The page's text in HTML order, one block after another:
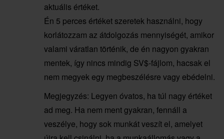
aktuális értéket.
Én 5 perces értéket szeretek használni, hogy
korlátozzam az átdolgozás mennyiségét, amikor
valami váratlan történik, de én nagyon gyakran
mentek, így nincs mindig SV$-fájlom, hacsak el
nem megyek egy megbeszélésre vagy ebédelni.
Megjegyzés: Legyen óvatos, ha túl nagy értéket
ad meg. Ha nem ment gyakran, fennáll a
veszélye, hogy sok munkát veszít el, amelyet